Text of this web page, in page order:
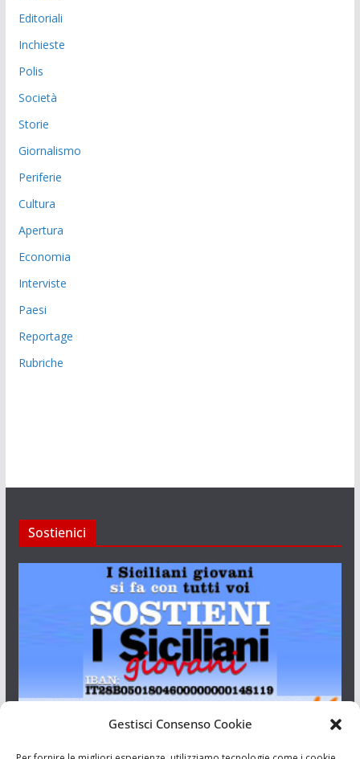
Gestisci Consenso Cookie
Editoriali
Inchieste
Polis
Società
Storie
Giornalismo
Periferie
Cultura
Apertura
Economia
Interviste
Paesi
Reportage
Rubriche
Sostienici